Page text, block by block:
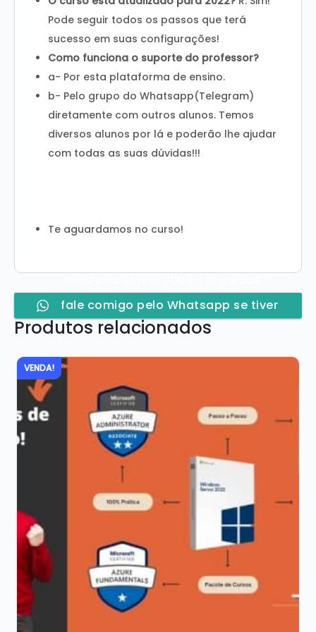
Pode seguir todos os passos que terá
sucesso em suas configurações!
Como funciona o suporte do professor?
a- Por esta plataforma de ensino.
b- Pelo grupo do Whatsapp(Telegram)
diretamente com outros alunos. Temos
diversos alunos por lá e poderão lhe ajudar
com todas as suas dúvidas!!!
Te aguardamos no curso!
fale comigo pelo Whatsapp se tiver
dúvidas!
Produtos relacionados
VENDA!